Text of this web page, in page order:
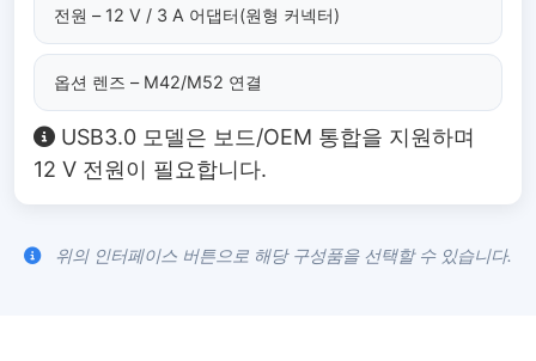
전원 – 12 V / 3 A 어댑터(원형 커넥터)
옵션 렌즈 – M42/M52 연결
USB3.0 모델은 보드/OEM 통합을 지원하며
12 V 전원이 필요합니다.
위의 인터페이스 버튼으로 해당 구성품을 선택할 수 있습니다.